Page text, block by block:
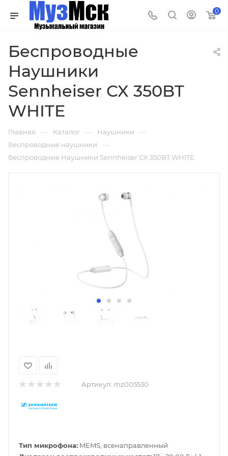
0
Беспроводные
Наушники
Sennheiser CX 350BT
WHITE
Главная — Каталог — Наушники —
Беспроводные наушники —
Беспроводные Наушники Sennheiser CX 350BT WHITE
Артикул: mz005530
Тип микрофона: MEMS, всенаправленный